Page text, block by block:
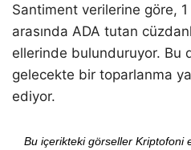
Santiment verilerine göre,
arasında ADA tutan
ellerinde bulunduruyor. Bu
gelecekte bir toparlanma
ediyor.
Bu içerikteki görseller Kriptofoni